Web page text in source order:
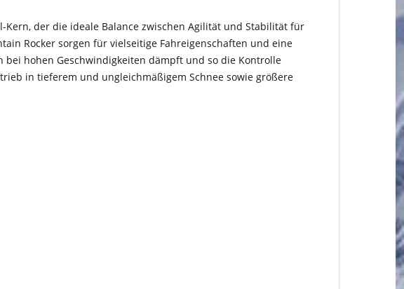
Kern, der die ideale Balance zwischen Agilität und Stabilität für
Rocker sorgen für vielseitige Fahreigenschaften und eine
bei hohen Geschwindigkeiten dämpft und so die Kontrolle
in tieferem und ungleichmäßigem Schnee sowie größere